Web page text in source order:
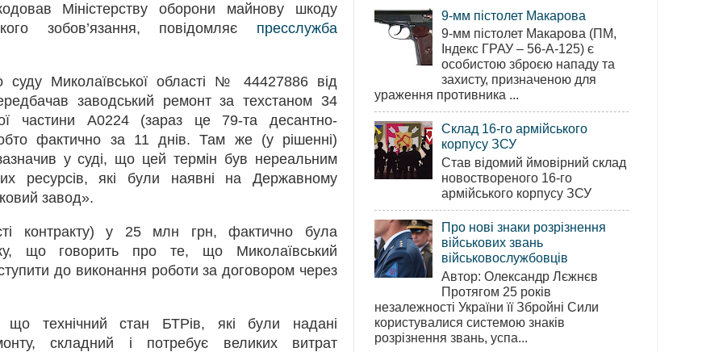
Міністерству оборони майнову шкоду
зобов’язання, повідомляє пресслужба
суду Миколаївської області № 44427886 від
заводський ремонт за техстаном 34
частини А0224 (зараз це 79-та десантно-
фактично за 11 днів. Там же (у рішенні)
у суді, що цей термін був нереальним
ресурсів, які були наявні на Державному
завод».
контракту) у 25 млн грн, фактично була
що говорить про те, що Миколаївський
до виконання роботи за договором через
що технічний стан БТРів, які були надані
складний і потребує великих витрат
9-мм пістолет Макарова
9-мм пістолет Макарова (ПМ,
Індекс ГРАУ – 56-А-125) є
особистою зброєю нападу та
захисту, призначеною для
ураження противника ...
Склад 16-го армійського
корпусу ЗСУ
Став відомий ймовірний склад
новоствореного 16-го
армійського корпусу ЗСУ
Про нові знаки розрізнення
військових звань
військовослужбовців
Автор: Олександр Лєжнєв
Протягом 25 років
незалежності України її Збройні Сили
користувалися системою знаків
розрізнення звань, успа...